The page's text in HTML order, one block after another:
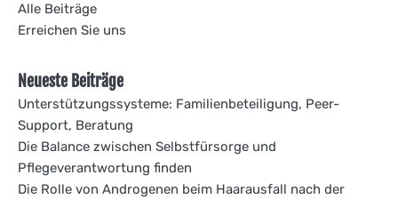
Alle Beiträge
Erreichen Sie uns
Neueste Beiträge
Unterstützungssysteme: Familienbeteiligung, Peer-
Support, Beratung
Die Balance zwischen Selbstfürsorge und
Pflegeverantwortung finden
Die Rolle von Androgenen beim Haarausfall nach der